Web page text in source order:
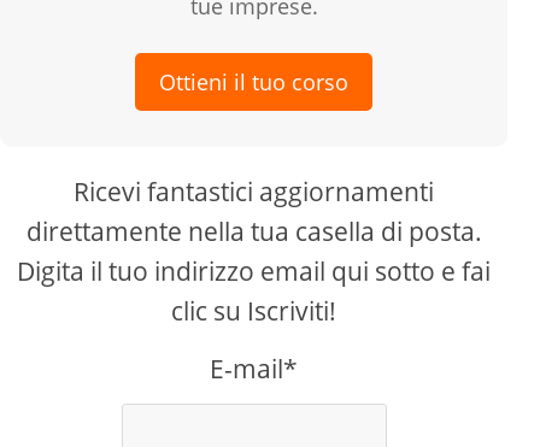
tue imprese.
Ottieni il tuo corso
Ricevi fantastici aggiornamenti
direttamente nella tua casella di posta.
Digita il tuo indirizzo email qui sotto e fai
clic su Iscriviti!
E-mail*